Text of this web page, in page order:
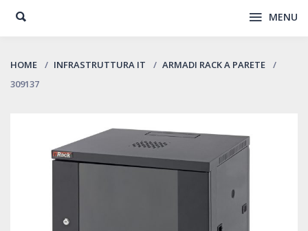
MENU
HOME INFRASTRUTTURA IT
ARMADI RACK A PARETE
309137